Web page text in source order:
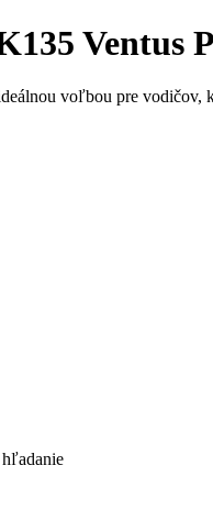
Ventus
voľbou pre vodičov,
hľadanie